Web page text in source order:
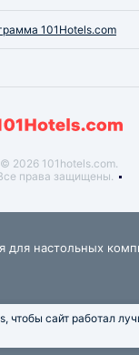
101Hotels.com
© 2026 101hotels.com.
права защищены.
для настольных
данных
чтобы сайт работал